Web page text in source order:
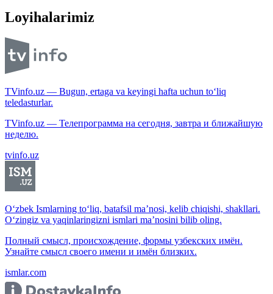
Loyihalarimiz
TVinfo.uz — Bugun, ertaga va keyingi hafta uchun to‘liq
teledasturlar.
TVinfo.uz — Телепрограмма на сегодня, завтра и ближайшую
неделю.
tvinfo.uz
O‘zbek Ismlarning to‘liq, batafsil ma’nosi, kelib chiqishi, shakllari.
O‘zingiz va yaqinlaringizni ismlari ma’nosini bilib oling.
Полный смысл, происхождение, формы узбекских имён.
Узнайте смысл своего имени и имён близких.
ismlar.com